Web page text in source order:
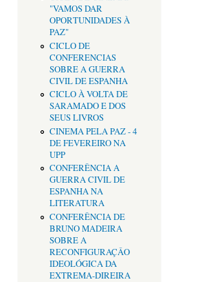
"VAMOS DAR
OPORTUNIDADES À
PAZ"
CICLO DE
CONFERENCIAS
SOBRE A GUERRA
CIVIL DE ESPANHA
CICLO À VOLTA DE
SARAMADO E DOS
SEUS LIVROS
CINEMA PELA PAZ - 4
DE FEVEREIRO NA
UPP
CONFERÊNCIA A
GUERRA CIVIL DE
ESPANHA NA
LITERATURA
CONFERÊNCIA DE
BRUNO MADEIRA
SOBRE A
RECONFIGURAÇÂO
IDEOLÓGICA DA
EXTREMA-DIREIRA